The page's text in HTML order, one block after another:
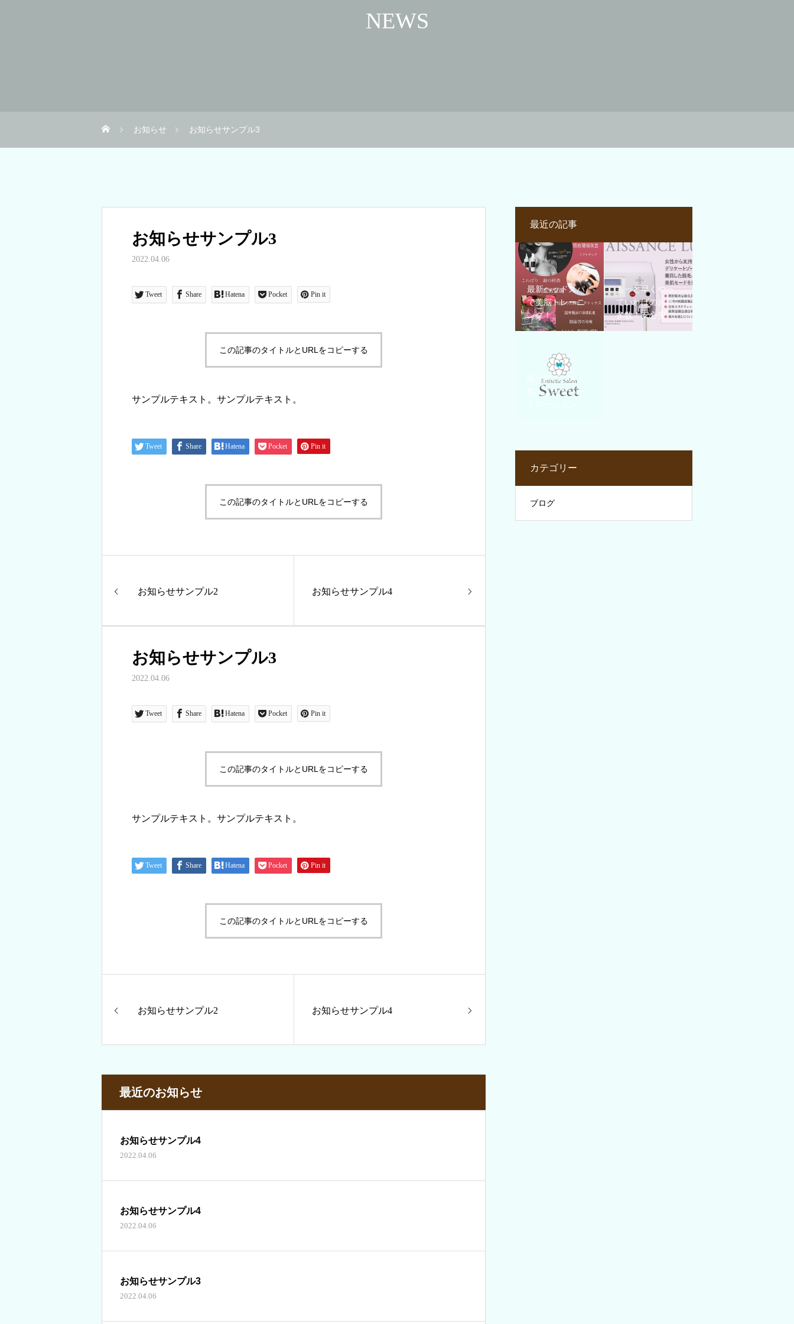
NEWS
お知らせ お知らせサンプル3
お知らせサンプル3
2022.04.06
Tweet Share Hatena Pocket Pin it
この記事のタイトルとURLをコピーする
サンプルテキスト。サンプルテキスト。
Tweet Share Hatena Pocket Pin it
この記事のタイトルとURLをコピーする
お知らせサンプル2 お知らせサンプル4
お知らせサンプル3
2022.04.06
Tweet Share Hatena Pocket Pin it
この記事のタイトルとURLをコピーする
サンプルテキスト。サンプルテキスト。
Tweet Share Hatena Pocket Pin it
この記事のタイトルとURLをコピーする
お知らせサンプル2 お知らせサンプル4
最近のお知らせ
お知らせサンプル4
2022.04.06
お知らせサンプル4
2022.04.06
お知らせサンプル3
2022.04.06
最近の記事
最新ヘッドスパ
で美脳トレーニ
ング！
もっと早くやっ
ていればのお声
多数！安心安
唯一無二 大人
気！エキスパー
カテゴリー
ブログ